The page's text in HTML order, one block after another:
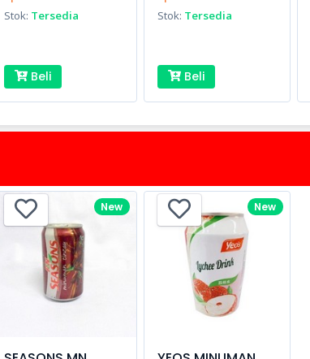
Stok: Tersedia
Beli
Stok: Tersedia
Beli
New New